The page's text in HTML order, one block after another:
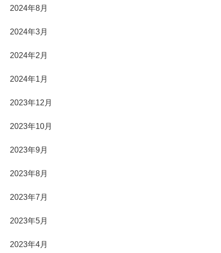
2024年8月
2024年3月
2024年2月
2024年1月
2023年12月
2023年10月
2023年9月
2023年8月
2023年7月
2023年5月
2023年4月